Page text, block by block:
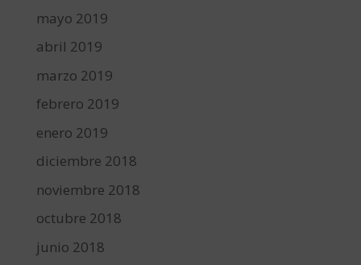
mayo 2019
abril 2019
marzo 2019
febrero 2019
enero 2019
diciembre 2018
noviembre 2018
octubre 2018
junio 2018